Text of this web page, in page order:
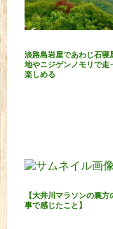
淡路島岩屋であわじ石寝
地やニジゲンノモリで走
楽しめる
【大井川マラソンの裏方
事で感じたこと】